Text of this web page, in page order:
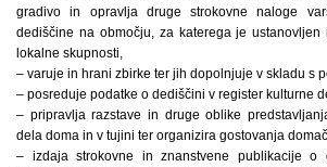
gradivo in opravlja druge strokovne naloge
dediščine na območju, za katerega je
lokalne skupnosti,
– varuje in hrani zbirke ter jih dopolnjuje v skladu s
– posreduje podatke o dediščini v register kulturne
– pripravlja razstave in druge oblike
dela doma in v tujini ter organizira gostovanja
– izdaja strokovne in znanstvene publikacije o